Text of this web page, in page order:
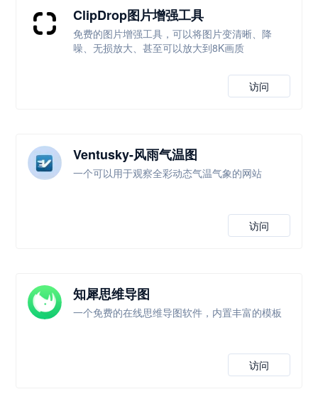
ClipDrop图片增强工具
免费的图片增强工具，可以将图片变清晰、降
噪、无损放大、甚至可以放大到8K画质
访问
Ventusky-风雨气温图
一个可以用于观察全彩动态气温气象的网站
访问
知犀思维导图
一个免费的在线思维导图软件，内置丰富的模板
访问